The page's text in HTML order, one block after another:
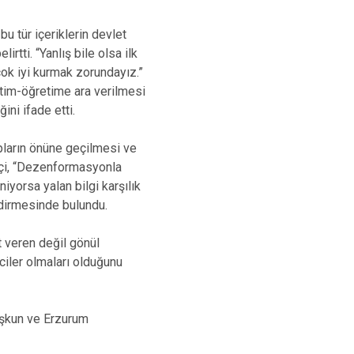
tür içeriklerin devlet
“Yanlış bile olsa ilk
iyi kurmak zorundayız.”
öğretime ara verilmesi
ifade etti.
önüne geçilmesi ve
“Dezenformasyonla
yalan bilgi karşılık
bulundu.
veren değil gönül
olmaları olduğunu
ve Erzurum